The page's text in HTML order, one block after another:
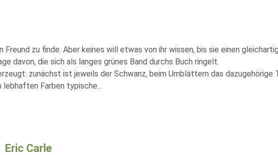
Freund zu finde. Aber keines will etwas von ihr wissen, bis sie einen
davon, die sich als langes grünes Band durchs Buch ringelt.
zunächst ist jeweils der Schwanz, beim Umblättern das dazugehörige
lebhaften Farben typische...
Eric Carle